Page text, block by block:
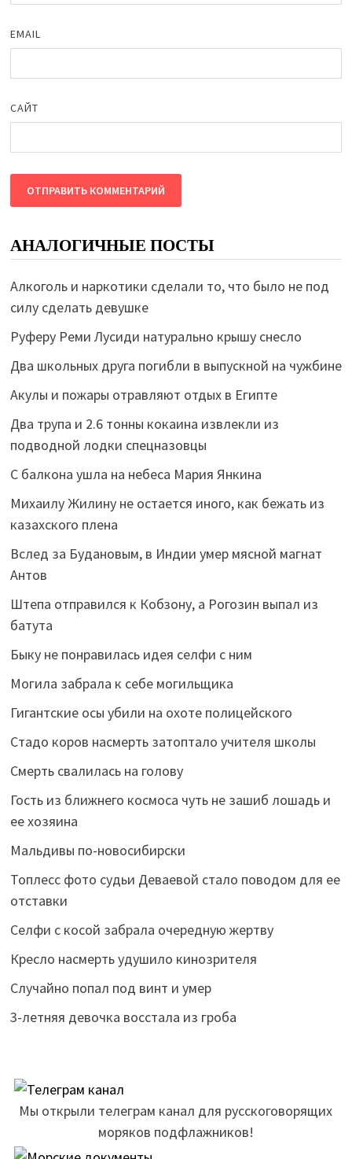
EMAIL
САЙТ
АНАЛОГИЧНЫЕ ПОСТЫ
Алкоголь и наркотики сделали то, что было не под
силу сделать девушке
Руферу Реми Лусиди натурально крышу снесло
Два школьных друга погибли в выпускной на чужбине
Акулы и пожары отравляют отдых в Египте
Два трупа и 2.6 тонны кокаина извлекли из
подводной лодки спецназовцы
С балкона ушла на небеса Мария Янкина
Михаилу Жилину не остается иного, как бежать из
казахского плена
Вслед за Будановым, в Индии умер мясной магнат
Антов
Штепа отправился к Кобзону, а Рогозин выпал из
батута
Быку не понравилась идея селфи с ним
Могила забрала к себе могильщика
Гигантские осы убили на охоте полицейского
Стадо коров насмерть затоптало учителя школы
Смерть свалилась на голову
Гость из ближнего космоса чуть не зашиб лошадь и
ее хозяина
Мальдивы по-новосибирски
Топлесс фото судьи Деваевой стало поводом для ее
отставки
Селфи с косой забрала очередную жертву
Кресло насмерть удушило кинозрителя
Случайно попал под винт и умер
3-летняя девочка восстала из гроба
Мы открыли телеграм канал для русскоговорящих
моряков подфлажников!